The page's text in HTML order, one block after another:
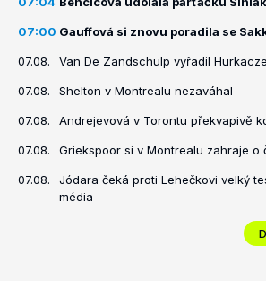
07:00 Gauffová si znovu poradila se
07.08. Van De Zandschulp vyřadil
07.08. Shelton v Montrealu nezaváhal
07.08. Andrejevová v Torontu překvapivě
07.08. Griekspoor si v Montrealu zahraje o
07.08.
Jódara čeká proti Lehečkovi velký
média